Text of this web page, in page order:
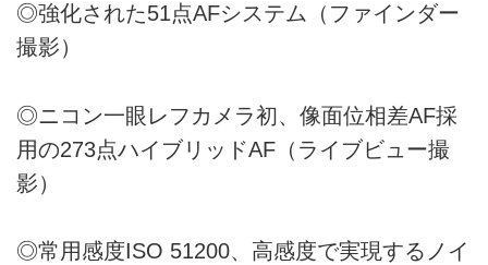
◎強化された51点AFシステム（ファインダー
撮影）
◎ニコン一眼レフカメラ初、像面位相差AF採
用の273点ハイブリッドAF（ライブビュー撮
影）
◎常用感度ISO 51200、高感度で実現するノイ